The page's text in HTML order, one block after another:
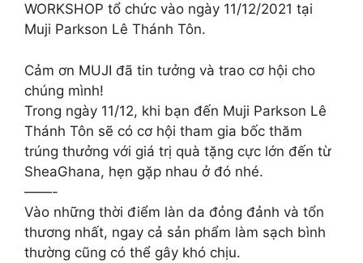
WORKSHOP tổ chức vào ngày 11/12/2021 tại
Muji Parkson Lê Thánh Tôn.
Cảm ơn MUJI đã tin tưởng và trao cơ hội cho
chúng mình!
Trong ngày 11/12, khi bạn đến Muji Parkson Lê
Thánh Tôn sẽ có cơ hội tham gia bốc thăm
trúng thưởng với giá trị quà tặng cực lớn đến từ
SheaGhana, hẹn gặp nhau ở đó nhé.
——-
Vào những thời điểm làn da đỏng đảnh và tổn
thương nhất, ngay cả sản phẩm làm sạch bình
thường cũng có thể gây khó chịu.